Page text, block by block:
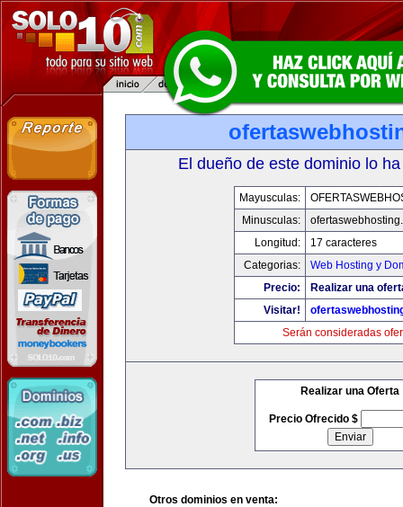
El dueño de este dominio lo
Mayusculas:
Minusculas:
Longitud:
17 caracteres
Categorias:
Web Hosting y
Precio:
Realizar una
Visitar!
Serán consideradas
Realizar una Oferta
Precio Ofrecido $
Otros dominios en venta: